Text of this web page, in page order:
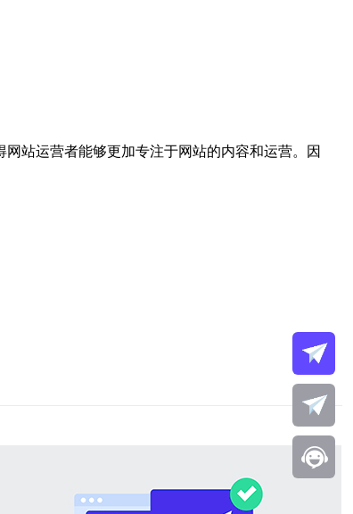
站运营者能够更加专注于网站的内容和运营。因